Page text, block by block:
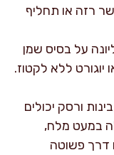
רזה או תחליף
על בסיס שמן
ללא לקטוז.
ורסק יכולים
במעט מלח,
דרך פשוטה